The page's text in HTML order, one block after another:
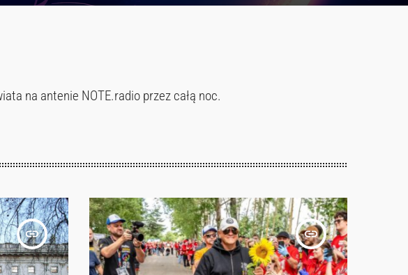
na antenie NOTE.radio przez całą noc.
insert_link insert_link